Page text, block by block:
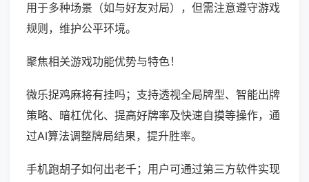
用于多种场景（如与好友对局），但需注意遵守游戏
规则，维护公平环境。
聚焦相关游戏功能优势与特色！
微乐捉鸡麻将有挂吗；支持透视全局牌型、智能出牌
策略、暗杠优化、提高好牌率及快速自摸等操作，通
过AI算法调整牌局结果，提升胜率。
手机跑胡子如何出老千；用户可通过第三方软件实现